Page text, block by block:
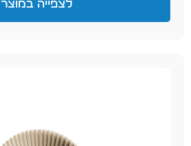
לצפייה במוצר